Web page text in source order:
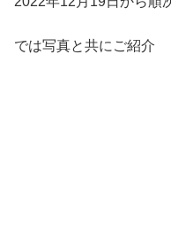
では写真と共にご紹介